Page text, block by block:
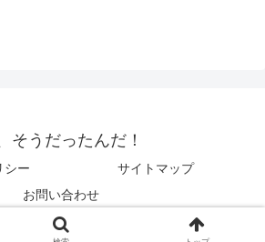
そうだったんだ！
シー
サイトマップ
お問い合わせ
あ、そうだったんだ！.